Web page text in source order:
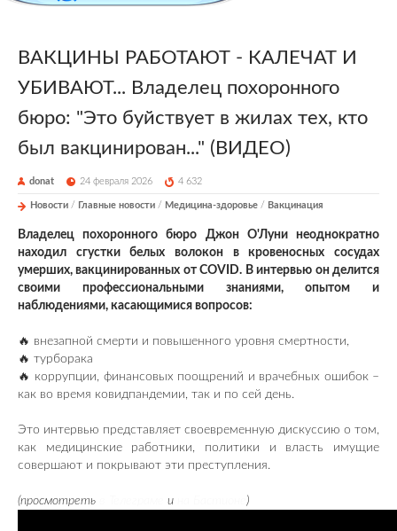
ВАКЦИНЫ РАБОТАЮТ - КАЛЕЧАТ И
УБИВАЮТ... Владелец похоронного
бюро: "Это буйствует в жилах тех, кто
был вакцинирован..." (ВИДЕО)
donat 24 февраля 2026 4 632
Новости / Главные новости / Медицина-здоровье / Вакцинация
Владелец похоронного бюро Джон О'Луни неоднократно
находил сгустки белых волокон в кровеносных сосудах
умерших, вакцинированных от COVID. В интервью он делится
своими профессиональными знаниями, опытом и
наблюдениями, касающимися вопросов:
🔥 внезапной смерти и повышенного уровня смертности,
🔥 турборака
🔥 коррупции, финансовых поощрений и врачебных ошибок –
как во время ковидпандемии, так и по сей день.
Это интервью представляет своевременную дискуссию о том,
как медицинские работники, политики и власть имущие
совершают и покрывают эти преступления.
(просмотреть и )